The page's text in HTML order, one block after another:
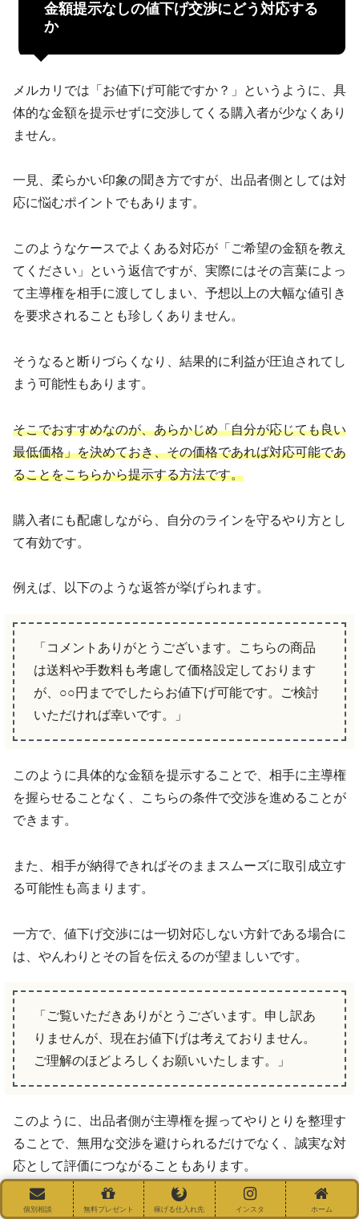
金額提示なしの値下げ交渉にどう対応する
か
メルカリでは「お値下げ可能ですか？」というように、具
体的な金額を提示せずに交渉してくる購入者が少なくあり
ません。
一見、柔らかい印象の聞き方ですが、出品者側としては対
応に悩むポイントでもあります。
このようなケースでよくある対応が「ご希望の金額を教え
てください」という返信ですが、実際にはその言葉によっ
て主導権を相手に渡してしまい、予想以上の大幅な値引き
を要求されることも珍しくありません。
そうなると断りづらくなり、結果的に利益が圧迫されてし
まう可能性もあります。
そこでおすすめなのが、あらかじめ「自分が応じても良い
最低価格」を決めておき、その価格であれば対応可能であ
ることをこちらから提示する方法です。
購入者にも配慮しながら、自分のラインを守るやり方とし
て有効です。
例えば、以下のような返答が挙げられます。
「コメントありがとうございます。こちらの商品
は送料や手数料も考慮して価格設定しております
が、○○円まででしたらお値下げ可能です。ご検討
いただければ幸いです。」
このように具体的な金額を提示することで、相手に主導権
を握らせることなく、こちらの条件で交渉を進めることが
できます。
また、相手が納得できればそのままスムーズに取引成立す
る可能性も高まります。
一方で、値下げ交渉には一切対応しない方針である場合に
は、やんわりとその旨を伝えるのが望ましいです。
「ご覧いただきありがとうございます。申し訳あ
りませんが、現在お値下げは考えておりません。
ご理解のほどよろしくお願いいたします。」
このように、出品者側が主導権を握ってやりとりを整理す
ることで、無用な交渉を避けられるだけでなく、誠実な対
応として評価につながることもあります。
コメントを放置するのではなく、ひとつひとつ丁寧に応じ
個別相談 無料プレゼント 稼げる仕入れ先 インスタ ホーム